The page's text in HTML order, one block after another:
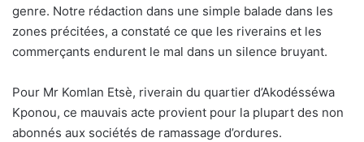
genre. Notre rédaction dans une simple balade dans les
zones précitées, a constaté ce que les riverains et les
commerçants endurent le mal dans un silence bruyant.
Pour Mr Komlan Etsè, riverain du quartier d’Akodésséwa
Kponou, ce mauvais acte provient pour la plupart des non
abonnés aux sociétés de ramassage d’ordures.